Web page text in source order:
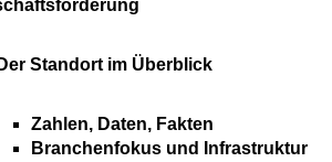
Der Standort im Überblick
Zahlen, Daten, Fakten
Branchenfokus und Infrastruktur